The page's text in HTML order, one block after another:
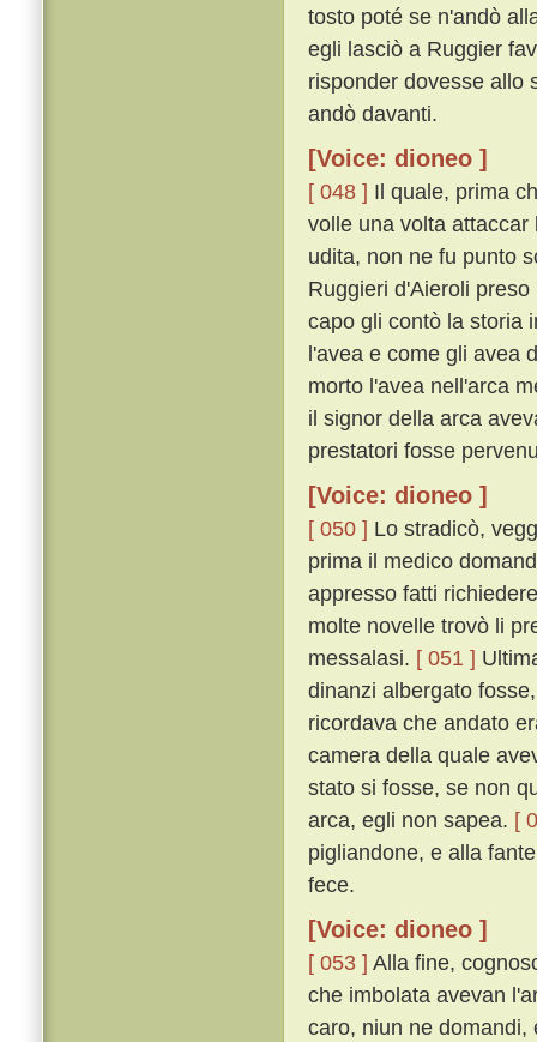
tosto poté se n'andò
egli lasciò a Ruggier
risponder dovesse allo
andò davanti.
[Voice: dioneo ]
[ 048 ] Il quale, prima
volle una volta
udita, non ne fu punto
Ruggieri d'Aieroli
capo gli contò la storia
l'avea e come gli avea
morto l'avea nell'arca
il signor della arca
prestatori fosse
[Voice: dioneo ]
[ 050 ] Lo stradicò,
prima il medico
appresso fatti
molte novelle trovò li
messalasi. [ 051 ]
dinanzi albergato
ricordava che andato
camera della quale
stato si fosse, se non
arca, egli non sapea. [
pigliandone, e alla
fece.
[Voice: dioneo ]
[ 053 ] Alla fine,
che imbolata avevan
caro, niun ne domandi,